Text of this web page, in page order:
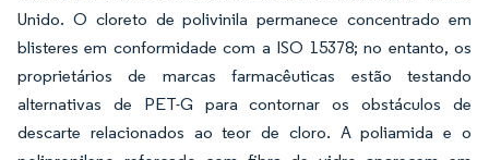
Unido. O cloreto de polivinila permanece concentrado em
blisteres em conformidade com a ISO 15378; no entanto, os
proprietários de marcas farmacêuticas estão testando
alternativas de PET-G para contornar os obstáculos de
descarte relacionados ao teor de cloro. A poliamida e o